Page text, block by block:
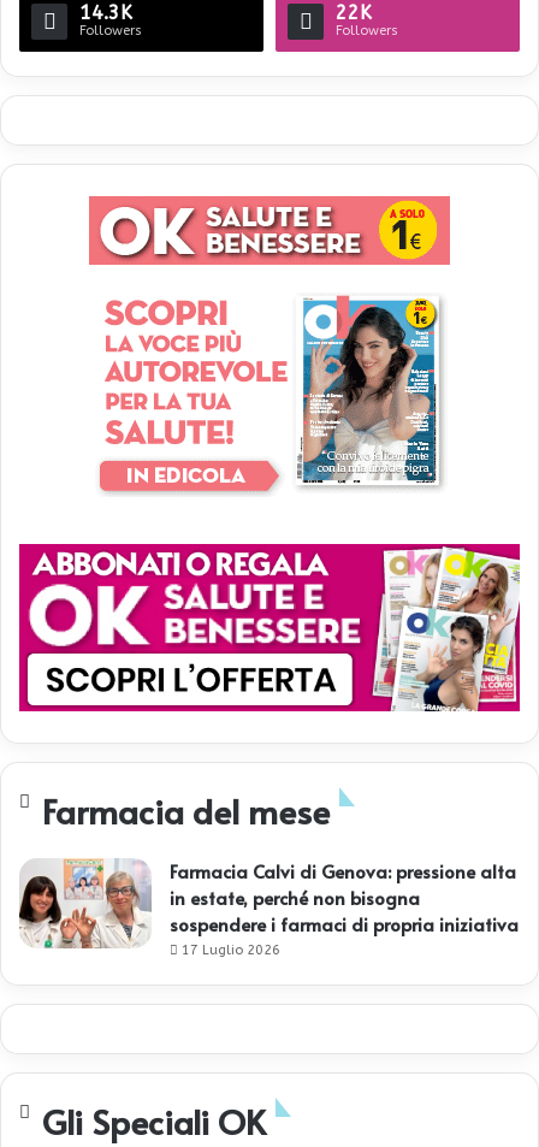
14.3K
Followers
22K
Followers
Farmacia del mese
Farmacia Calvi di Genova: pressione alta
in estate, perché non bisogna
sospendere i farmaci di propria iniziativa
17 Luglio 2026
Gli Speciali OK